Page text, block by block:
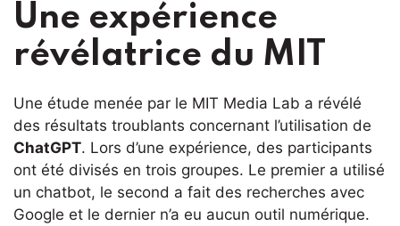
Une expérience
révélatrice du MIT
Une étude menée par le MIT Media Lab a révélé
des résultats troublants concernant l’utilisation de
ChatGPT. Lors d’une expérience, des participants
ont été divisés en trois groupes. Le premier a utilisé
un chatbot, le second a fait des recherches avec
Google et le dernier n’a eu aucun outil numérique.